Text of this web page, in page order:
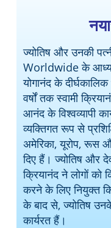
ज्योतिष और उनकी
Worldwide के
योगानंद के
वर्षों तक स्वामी
आनंद के विश्वव्यापी
व्यक्तिगत रूप से
अमेरिका, यूरोप, रूस
दिए हैं। ज्योतिष और
क्रियानंद ने लोगों को
करने के लिए नियुक्त
के बाद से, ज्योतिष
कार्यरत हैं।